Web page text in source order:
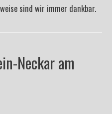
sind wir immer dankbar.
Neckar am